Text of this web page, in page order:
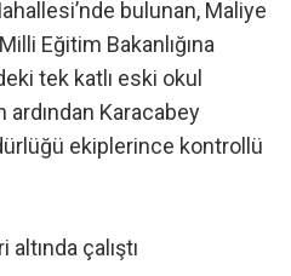
bulunan, Maliye
Eğitim Bakanlığına
tek katlı eski okul
ardından Karacabey
ekiplerince kontrollü
çalıştı